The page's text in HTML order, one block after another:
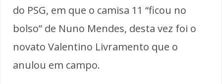
do PSG, em que o camisa 11 “ficou no
bolso” de Nuno Mendes, desta vez foi o
novato Valentino Livramento que o
anulou em campo.